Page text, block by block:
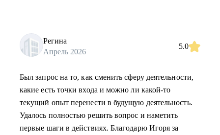
Регина
Апрель 2026
5.0
Был запрос на то, как сменить сферу деятельности,
какие есть точки входа и можно ли какой-то
текущий опыт перенести в будущую деятельность.
Удалось полностью решить вопрос и наметить
первые шаги в действиях. Благодарю Игоря за